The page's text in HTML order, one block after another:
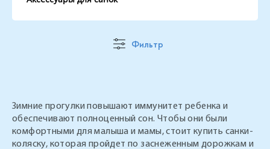
Фильтр
Зимние прогулки повышают иммунитет ребенка и
обеспечивают полноценный сон. Чтобы они были
комфортными для малыша и мамы, стоит купить санки-
коляску, которая пройдет по заснеженным дорожкам и